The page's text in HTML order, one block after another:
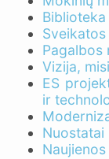
Biblioteka
Pagalbos
Vizija,
ES
ir
Nuostatai
Naujienos